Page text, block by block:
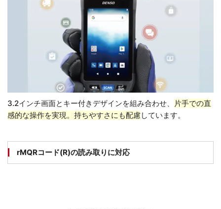
3.2インチ画面とキー付きデザインを組み合わせ、
片手での直
感的な操作を実現。持ちやすさにも配慮 しています。
rMQRコード(R)の読み取りに対応